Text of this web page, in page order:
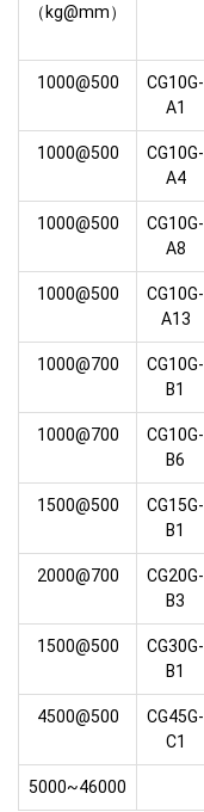
（kg@mm）
1000@500
CG10G-
A1
1000@500
CG10G-
A4
1000@500
CG10G-
A8
1000@500
CG10G-
A13
1000@700
CG10G-
B1
1000@700
CG10G-
B6
1500@500
CG15G-
B1
2000@700
CG20G-
B3
1500@500
CG30G-
B1
4500@500
CG45G-
C1
5000~46000